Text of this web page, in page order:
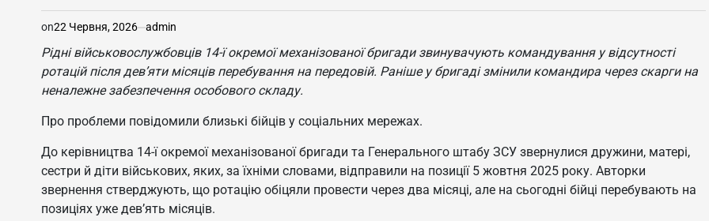
on22 Червня, 2026 admin
Рідні військовослужбовців 14-ї окремої механізованої бригади звинувачують командування у відсутності
ротацій після дев’яти місяців перебування на передовій. Раніше у бригаді змінили командира через скарги на
неналежне забезпечення особового складу.
Про проблеми повідомили близькі бійців у соціальних мережах.
До керівництва 14-ї окремої механізованої бригади та Генерального штабу ЗСУ звернулися дружини, матері,
сестри й діти військових, яких, за їхніми словами, відправили на позиції 5 жовтня 2025 року. Авторки
звернення стверджують, що ротацію обіцяли провести через два місяці, але на сьогодні бійці перебувають на
позиціях уже дев’ять місяців.